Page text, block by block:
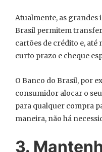
Atualmente, as
Brasil permitem
cartões de crédito e, até
curto prazo e cheque
O Banco do Brasil, por
consumidor alocar o
para qualquer compra
maneira, não há
3.